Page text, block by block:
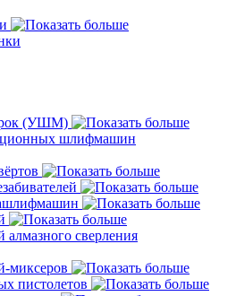
(УШМ)
шлифмашин
алмазного сверления
миксеров
пистолетов